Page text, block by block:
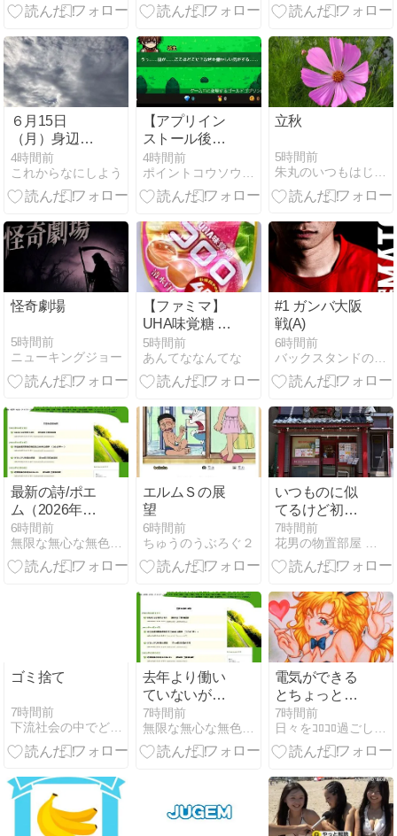
６月15日
（月）身辺雑
記「いろいろ
とうまく運ば
ない日に、同
く」
4時間前
これからなにしよう
【アプリイン
ストール後、
起動】ポイン
トインカム無
料アプリ案
4時間前
立秋
5時間前
朱丸のいつもはじめ Part2
怪奇劇場
5時間前
ニューキングジョー
【ファミマ】
UHA味覚糖 コ
ロロ清水白桃
45%増量（お
かわり45％増
作コンビニお
菓子】
5時間前
あんてななんてな
#1 ガンバ大阪
戦(A)
6時間前
バックスタンドの片隅から･･･
最新の詩/ポエ
ム（2026年3
～8月）
6時間前
無限な無心な無色なシャイニング・ブライトリー
エルムＳの展
望
6時間前
ちゅうのうぶろぐ２
いつものに似
てるけど初の
チキンな中華
からの練物ま
つり
7時間前
花男の物置部屋 引っ越して4箇所目
ゴミ捨て
7時間前
下流社会の中でどう生き抜くのか
去年より働い
ていないが、
稼げていない
（!?）
7時間前
無限な無心な無色なシャイニング・ブライトリー
電気ができる
とちょっと便
利
7時間前
日々をｺﾛｺﾛ過ごしますｗ